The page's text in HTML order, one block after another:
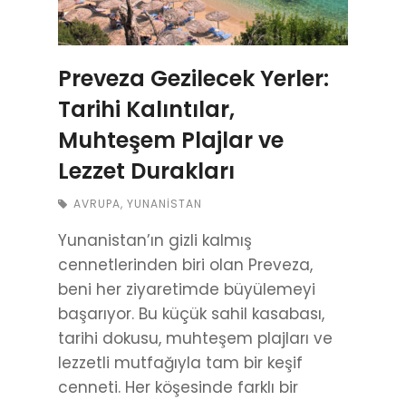
Preveza Gezilecek Yerler:
Tarihi Kalıntılar,
Muhteşem Plajlar ve
Lezzet Durakları
AVRUPA, YUNANISTAN
Yunanistan’ın gizli kalmış
cennetlerinden biri olan Preveza,
beni her ziyaretimde büyülemeyi
başarıyor. Bu küçük sahil kasabası,
tarihi dokusu, muhteşem plajları ve
lezzetli mutfağıyla tam bir keşif
cenneti. Her köşesinde farklı bir